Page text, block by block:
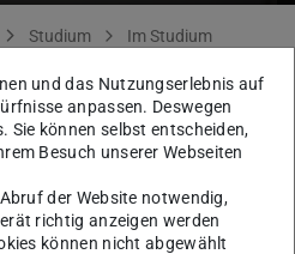
Studium
Im Studium
und das Nutzungserlebnis auf
anpassen. Deswegen
Sie können selbst entscheiden,
Besuch unserer Webseiten
der Website notwendig,
richtig anzeigen werden
können nicht abgewählt